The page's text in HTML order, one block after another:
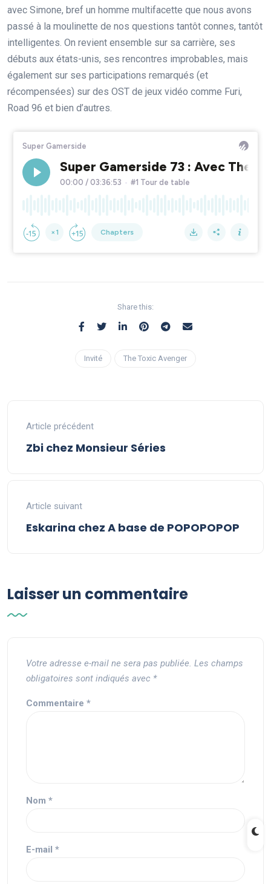
avec Simone, bref un homme multifacette que nous avons
passé à la moulinette de nos questions tantôt connes, tantôt
intelligentes. On revient ensemble sur sa carrière, ses
débuts aux états-unis, ses rencontres improbables, mais
également sur ses participations remarqués (et
récompensées) sur des OST de jeux vidéo comme Furi,
Road 96 et bien d’autres.
Share this:
Invité The Toxic Avenger
Article précédent
Zbi chez Monsieur Séries
Article suivant
Eskarina chez A base de POPOPOPOP
Laisser un commentaire
Votre adresse e-mail ne sera pas publiée. Les champs
obligatoires sont indiqués avec *
Commentaire *
Nom *
E-mail *